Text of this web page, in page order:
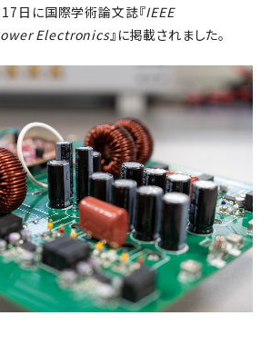
日に国際学術論文誌『IEEE
Electronics』に掲載されました。